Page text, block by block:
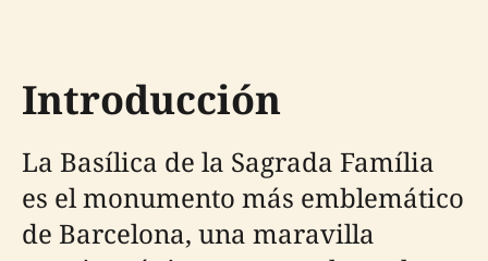
Introducción
La Basílica de la Sagrada Família
es el monumento más emblemático
de Barcelona, una maravilla